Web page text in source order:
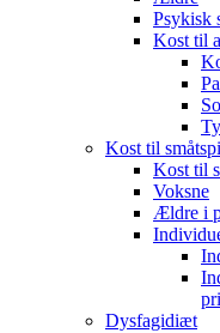
Psykisk
Kost til
Kost til
Kost til
Voksne
Ældre i
Dysfagidiæt